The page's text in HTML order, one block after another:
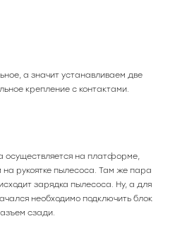
а значит устанавливаем две
крепление с контактами.
осуществляется на платформе,
рукоятке пылесоса. Там же пара
зарядка пылесоса. Ну, а для
необходимо подключить блок
сзади.